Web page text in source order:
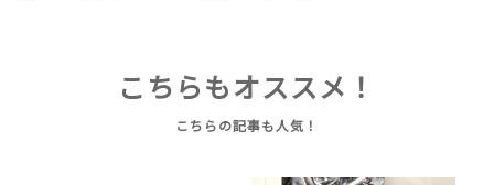
こちらもオススメ！